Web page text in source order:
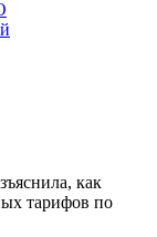
как
тарифов по